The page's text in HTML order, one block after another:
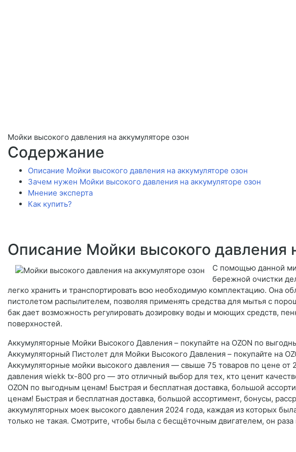
Мойки высокого давления на аккумуляторе озон
Содержание
Описание Мойки высокого давления на аккумуляторе озон
Зачем нужен Мойки высокого давления на аккумуляторе озон
Мнение эксперта
Как купить?
Описание Мойки высокого давления
С помощью данной
бережной очистки
легко хранить и транспортировать всю необходимую комплектацию. Она
пистолетом распылителем, позволяя применять средства для мытья с
бак дает возможность регулировать дозировку воды и моющих средств,
поверхностей.
Аккумуляторные Мойки Высокого Давления – покупайте на OZON по
Аккумуляторный Пистолет для Мойки Высокого Давления – покупайте на
Аккумуляторные мойки высокого давления — свыше 75 товаров по цене от
давления wiekk tx-800 pro — это отличный выбор для тех, кто ценит
OZON по выгодным ценам! Быстрая и бесплатная доставка, большой
ценам! Быстрая и бесплатная доставка, большой ассортимент, бонусы,
аккумуляторных моек высокого давления 2024 года, каждая из которых
только не такая. Смотрите, чтобы была с бесщёточным двигателем, он